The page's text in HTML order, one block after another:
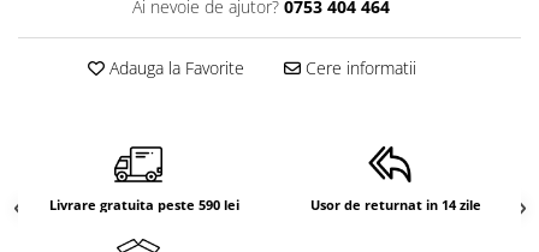
Ai nevoie de ajutor? 0753 404 464
Adauga la Favorite Cere informatii
Livrare gratuita peste 590 lei Usor de returnat in 14 zile